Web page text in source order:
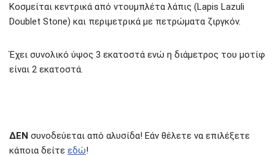
Κοσμείται κεντρικά από ντουμπλέτα λάπις (Lapis Lazuli
Doublet Stone) και περιμετρικά με πετρώματα ζιργκόν.
Έχει συνολικό ύψος 3 εκατοστά ενώ η διάμετρος του μοτίφ
είναι 2 εκατοστά.
ΔΕΝ συνοδεύεται από αλυσίδα! Εάν θέλετε να επιλέξετε
κάποια δείτε εδώ!